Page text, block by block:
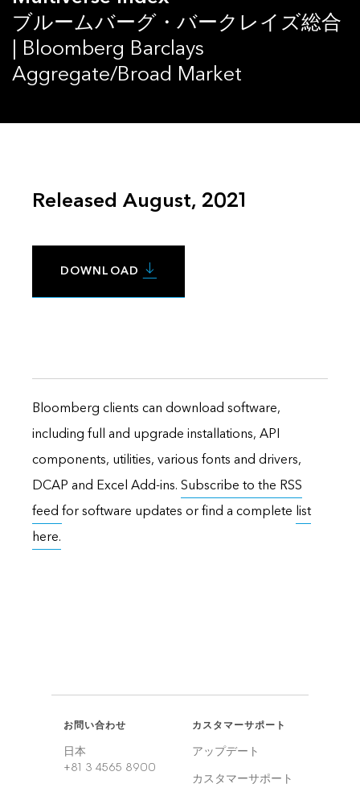
ブルームバーグ・バークレイズ総合
| Bloomberg Barclays
Aggregate/Broad Market
Released August, 2021
DOWNLOAD
Bloomberg clients can download software,
including full and upgrade installations, API
components, utilities, various fonts and drivers,
DCAP and Excel Add-ins. Subscribe to the RSS
feed for software updates or find a complete list
here.
お問い合わせ
日本
+81 3 4565 8900
カスタマーサポート
アップデート
カスタマーサポート